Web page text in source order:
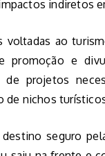
indiretos
voltadas ao
promoção e
de projetos
de nichos
destino seguro